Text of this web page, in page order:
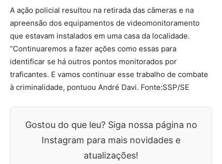
A ação policial resultou na retirada das câmeras e na
apreensão dos equipamentos de videomonitoramento
que estavam instalados em uma casa da localidade.
“Continuaremos a fazer ações como essas para
identificar se há outros pontos monitorados por
traficantes. E vamos continuar esse trabalho de combate
à criminalidade, pontuou André Davi. Fonte:SSP/SE
Gostou do que leu? Siga nossa página no
Instagram para mais novidades e
atualizações!